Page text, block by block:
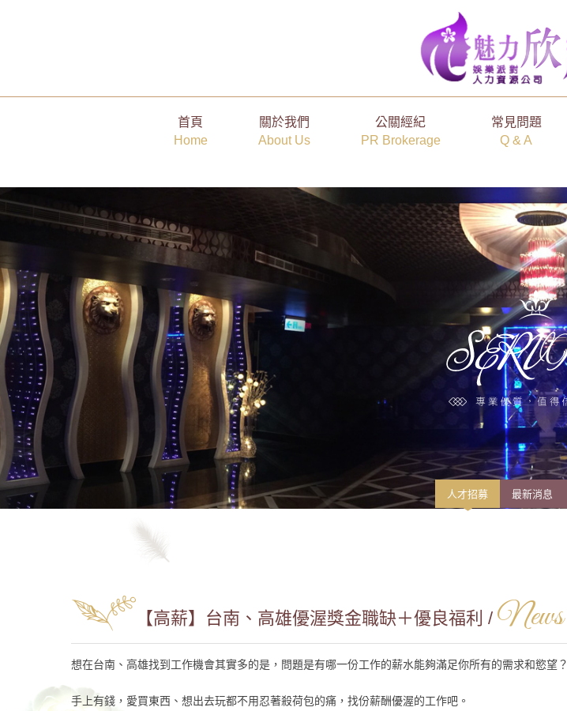
首頁
Home
關於我們
About Us
公關經紀
PR Brokerage
常見問題
Q & A
人才招募 最新消息
【高薪】台南、高雄優渥獎金職缺＋優良福利 / News
想在台南、高雄找到工作機會其實多的是，問題是有哪一份工作的薪水能夠滿足你所有的需求和慾望？
手上有錢，愛買東西、想出去玩都不用忍著殺荷包的痛，找份薪酬優渥的工作吧。